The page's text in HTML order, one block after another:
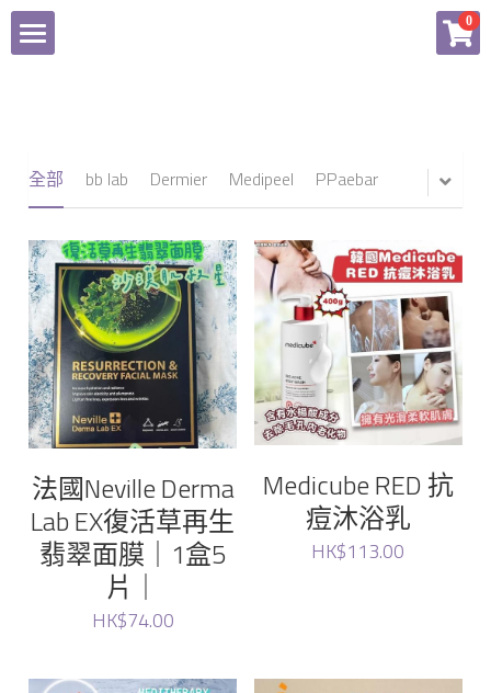
0
bb lab
Dermier
Medipeel
PPaebar
Elthy
Feelfing
Growus
Facebook
登錄
全部 bb lab Dermier Medipeel PPaebar
法國Neville Derma
Lab EX復活草再生
翡翠面膜｜1盒5
片｜
HK$74.00
Medicube RED 抗
痘沐浴乳
HK$113.00
×